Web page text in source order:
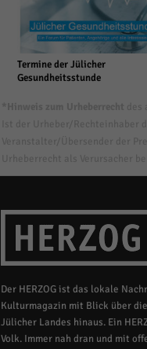
Termine der Jülicher
Gesundheitsstunde
Der HERZOG ist das lokale
Kulturmagazin mit Blick über
Jülicher Landes hinaus. Ein
Volk. Immer nah dran und mit